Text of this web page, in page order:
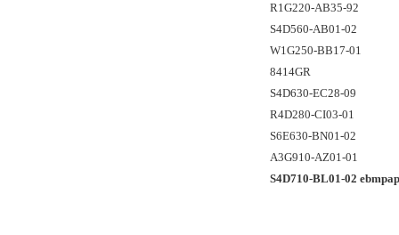
R1G220-AB35-92
S4D560-AB01-02
W1G250-BB17-01
8414GR
S4D630-EC28-09
R4D280-CI03-01
S6E630-BN01-02
A3G910-AZ01-01
S4D710-BL01-02